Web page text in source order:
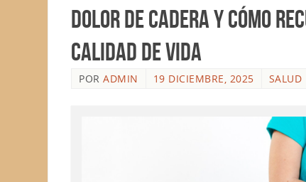
Dolor de cadera y cómo
calidad de vida
POR ADMIN 19 DICIEMBRE, 2025 SALUD